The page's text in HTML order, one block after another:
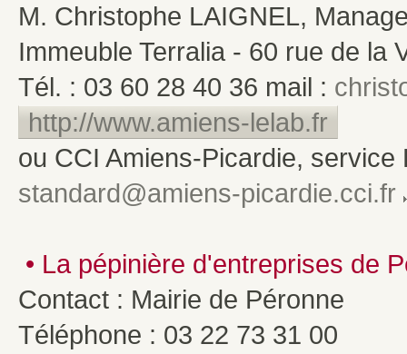
M. Christophe LAIGNEL,
Immeuble Terralia - 60 rue de la
Tél. : 03 60 28 40 36 mail :
http://www.amiens-lelab.fr
ou CCI Amiens-Picardie, service
standard@amiens-picardie.cci.fr
• La pépinière d'entreprises de
Contact : Mairie de Péronne
Téléphone : 03 22 73 31 00